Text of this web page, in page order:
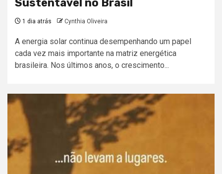
Sustentável no Brasil
1 dia atrás Cynthia Oliveira
A energia solar continua desempenhando um papel
cada vez mais importante na matriz energética
brasileira. Nos últimos anos, o crescimento...